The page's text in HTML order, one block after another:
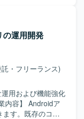
ク寄りのスキル
ルスケア領域な
がら、設計から
境です。 【開
ティブアプリ開発
開発、MySQL／
構成です。Gitを用
ラウドサービス
しています。
バーや他チーム
も行っていただ
改善提案ができ
方針を尊重しつ
セスを意識して取
とで、多くのユー
積むことができま
じて、アーキテ
運用開発
・フリーランス)
用および機能強化
す。既存のコー